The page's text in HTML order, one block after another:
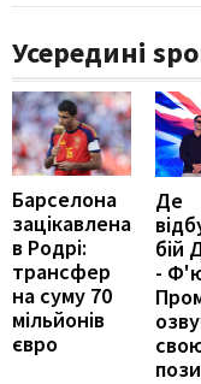
Усередині
Барселона
зацікавлена
в Родрі:
трансфер
на суму 70
мільйонів
євро
Де
бій
-